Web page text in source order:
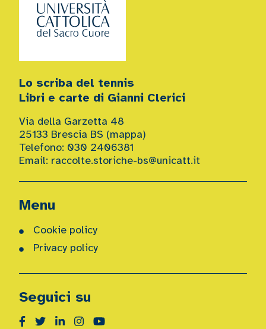
Lo scriba del tennis
Libri e carte di Gianni Clerici
Via della Garzetta 48
25133 Brescia BS (mappa)
Telefono: 030 2406381
Email: raccolte.storiche-bs@unicatt.it
Menu
Cookie policy
Privacy policy
Seguici su